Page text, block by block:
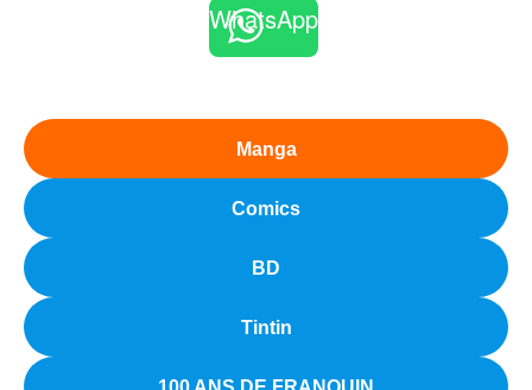
WhatsApp
Manga
Comics
BD
Tintin